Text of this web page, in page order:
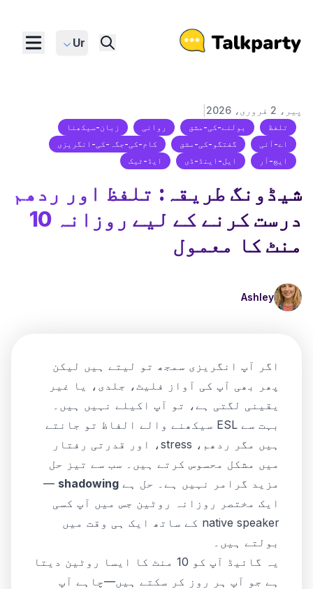
Ur
پیر، 2 فروری، 2026
تلفظ بولنے-کی-مشق روانی
زبان-سیکھنا
اے-آئی
گفتگو-کی-مشق
کام-کی-جگہ-کی-انگریزی
ایچ-آر
ایل-اینڈ-ڈی ایڈ-ٹیک
شیڈونگ طریقہ: تلفظ اور ردھم
درست کرنے کے لیے روزانہ 10
منٹ کا معمول
Ashley
اگر آپ انگریزی سمجھ تو لیتے ہیں لیکن
پھر بھی آپ کی آواز فلیٹ، جلدی، یا غیر
یقینی لگتی ہے، تو آپ اکیلے نہیں ہیں۔
بہت سے ESL سیکھنے والے الفاظ تو جانتے
ہیں مگر ردھم، stress، اور قدرتی رفتار
میں مشکل محسوس کرتے ہیں۔ سب سے تیز حل
مزید گرامر نہیں ہے۔ حل ہے shadowing
—
ایک مختصر روزانہ روٹین جس میں آپ کسی
native speaker کے ساتھ ایک ہی وقت میں
بولتے ہیں۔
یہ گائیڈ آپ کو 10 منٹ کا ایسا روٹین دیتا
ہے جو آپ ہر روز کر سکتے ہیں—چاہے آپ